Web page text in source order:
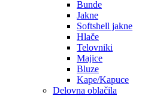
Bunde
Jakne
Softshell jakne
Hlače
Telovniki
Majice
Bluze
Kape/Kapuce
Delovna oblačila